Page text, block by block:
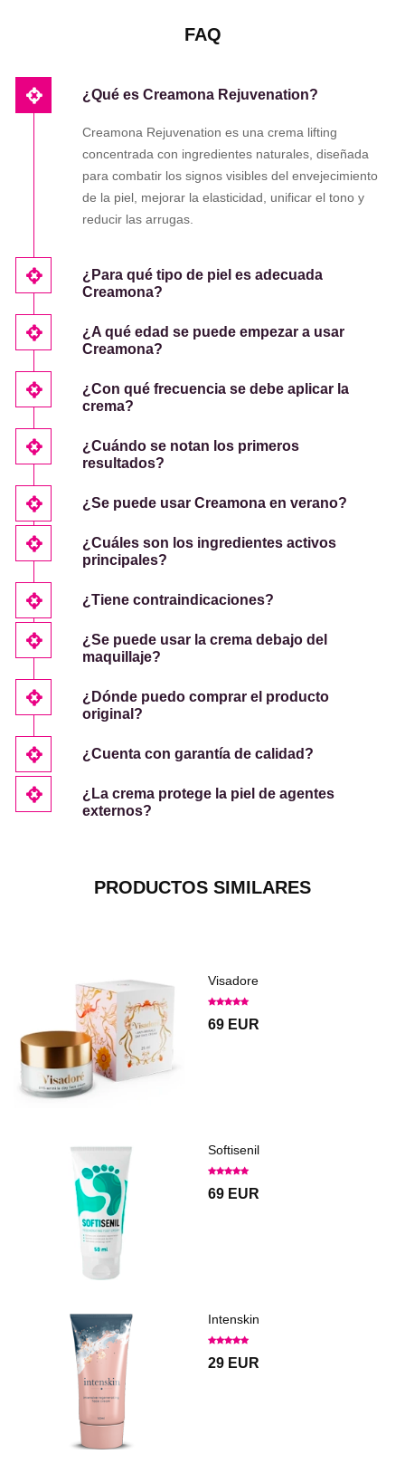
FAQ
¿Qué es Creamona Rejuvenation?
Creamona Rejuvenation es una crema lifting
concentrada con ingredientes naturales, diseñada
para combatir los signos visibles del envejecimiento
de la piel, mejorar la elasticidad, unificar el tono y
reducir las arrugas.
¿Para qué tipo de piel es adecuada
Creamona?
¿A qué edad se puede empezar a usar
Creamona?
¿Con qué frecuencia se debe aplicar la
crema?
¿Cuándo se notan los primeros
resultados?
¿Se puede usar Creamona en verano?
¿Cuáles son los ingredientes activos
principales?
¿Tiene contraindicaciones?
¿Se puede usar la crema debajo del
maquillaje?
¿Dónde puedo comprar el producto
original?
¿Cuenta con garantía de calidad?
¿La crema protege la piel de agentes
externos?
PRODUCTOS SIMILARES
Visadore
69 EUR
Softisenil
69 EUR
Intenskin
29 EUR